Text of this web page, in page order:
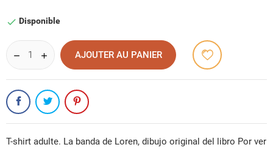
 Disponible
AJOUTER AU PANIER
T-shirt adulte. La banda de Loren, dibujo original del libro Por ver
MES LISTES D'ENVIES
CRÉER UNE LISTE D'ENVIES
ANNULER CRÉER UNE LISTE D'ENVIES
CONNEXION
VOUS DEVEZ ÊTRE CONNECTÉ POUR AJOUTER DES
PRODUITS À VOTRE LISTE D'ENVIES.